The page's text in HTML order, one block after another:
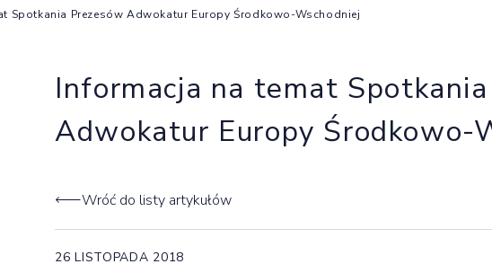
Spotkania Prezesów Adwokatur Europy Środkowo-Wschodniej
Informacja na temat
Adwokatur Europy Środkowo-
Wróć do listy artykułów
26 LISTOPADA 2018